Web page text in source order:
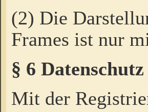
(2) Die
Frames ist nur
§ 6 Datenschutz
Mit der